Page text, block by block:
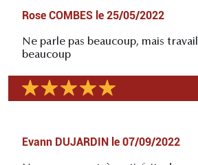
Rose COMBES le 25/05/2022
Ne parle pas beaucoup, mais travail
beaucoup
Evann DUJARDIN le 07/09/2022